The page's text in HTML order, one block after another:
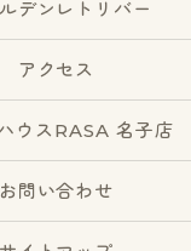
デンレトリバー
アクセス
ウスRASA 名子店
お問い合わせ